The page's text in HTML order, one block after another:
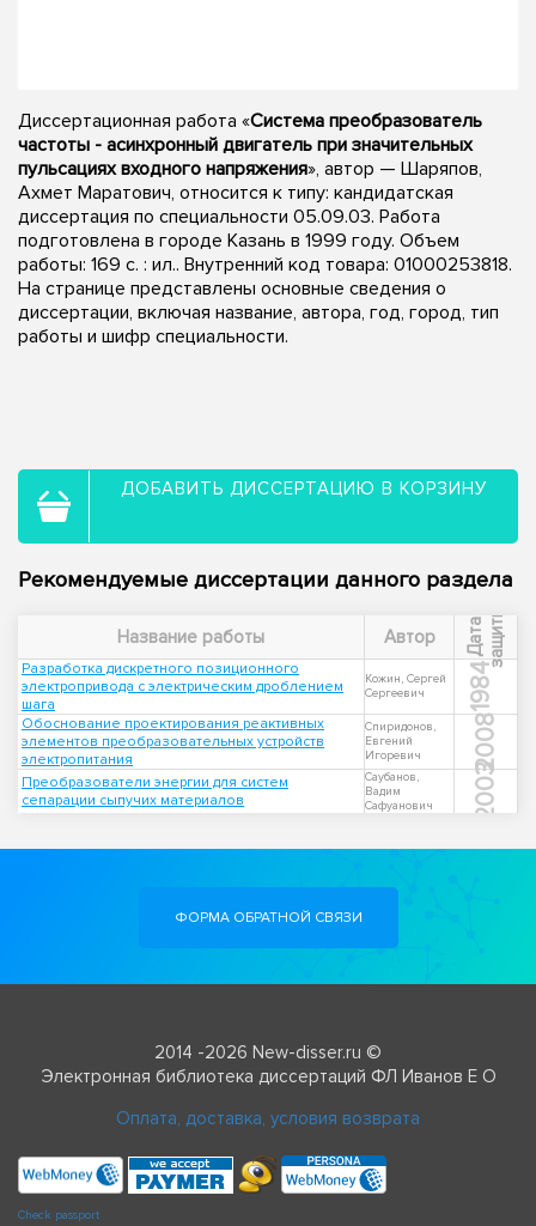
Диссертационная работа «Система преобразователь
частоты - асинхронный двигатель при значительных
пульсациях входного напряжения», автор — Шаряпов,
Ахмет Маратович, относится к типу: кандидатская
диссертация по специальности 05.09.03. Работа
подготовлена в городе Казань в 1999 году. Объем
работы: 169 с. : ил.. Внутренний код товара: 01000253818.
На странице представлены основные сведения о
диссертации, включая название, автора, год, город, тип
работы и шифр специальности.
ДОБАВИТЬ ДИССЕРТАЦИЮ В КОРЗИНУ
Рекомендуемые диссертации данного раздела
Название работы Автор Д
а
т
а
з
а
щ
и
т ы
Разработка дискретного позиционного
электропривода с электрическим дроблением
шага
Кожин, Сергей
Сергеевич
1984
Обоснование проектирования реактивных
элементов преобразовательных устройств
электропитания
Спиридонов,
Евгений
Игоревич
2008
Преобразователи энергии для систем
сепарации сыпучих материалов
Саубанов,
Вадим
Сафуанович
2003
ФОРМА ОБРАТНОЙ СВЯЗИ
2014 -2026 New-disser.ru ©
Электронная библиотека диссертаций ФЛ Иванов Е О
Оплата, доставка, условия возврата
Check passport